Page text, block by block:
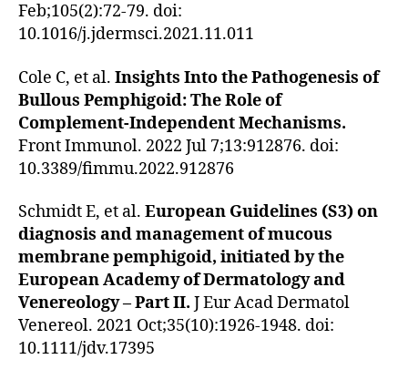
Feb;105(2):72-79. doi:
10.1016/j.jdermsci.2021.11.011
Cole C, et al. Insights Into the Pathogenesis of
Bullous Pemphigoid: The Role of
Complement-Independent Mechanisms.
Front Immunol. 2022 Jul 7;13:912876. doi:
10.3389/fimmu.2022.912876
Schmidt E, et al. European Guidelines (S3) on
diagnosis and management of mucous
membrane pemphigoid, initiated by the
European Academy of Dermatology and
Venereology – Part II. J Eur Acad Dermatol
Venereol. 2021 Oct;35(10):1926-1948. doi:
10.1111/jdv.17395